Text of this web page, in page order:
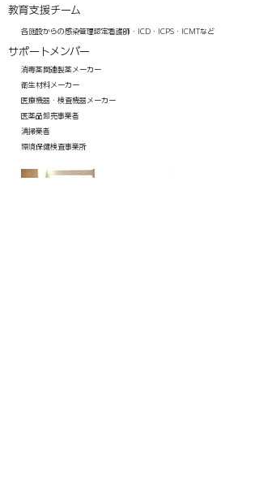
教育支援チーム
各施設からの感染管理認定看護師・ICD・ICPS・ICMTなど
サポートメンバー
消毒薬関連製薬メーカー
衛生材料メーカー
医療機器・検査機器メーカー
医薬品卸売事業者
清掃業者
環境保健検査事業所